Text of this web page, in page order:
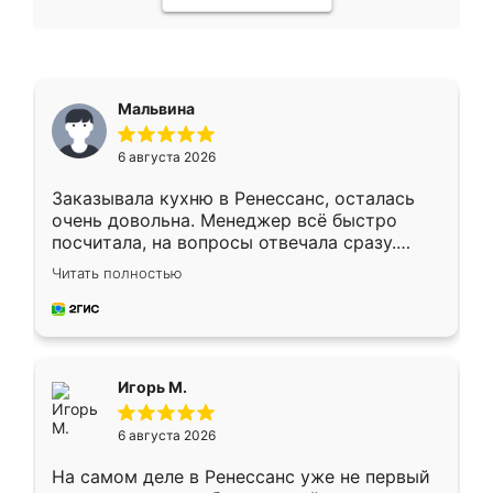
Мальвина
6 августа 2026
Заказывала кухню в Ренессанс, осталась
очень довольна. Менеджер всё быстро
посчитала, на вопросы отвечала сразу.
Замерщик приехал в субботу, подошёл к
делу со всей ответственностью. Собрали
за день, ребята работали аккуратно, даже
Читать полностью
Игорь М.
6 августа 2026
На самом деле в Ренессанс уже не первый